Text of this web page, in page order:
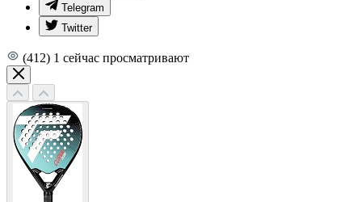
Telegram
Twitter
(412) 1 сейчас просматривают